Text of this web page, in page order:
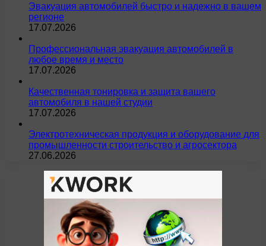
Эвакуация автомобилей быстро и надежно в вашем
регионе
17.07.2026
Профессиональная эвакуация автомобилей в
любое время и место
17.07.2026
Качественная тонировка и защита вашего
автомобиля в нашей студии
17.07.2026
Электротехническая продукция и оборудование для
промышленности строительство и агросектора
27.06.2026